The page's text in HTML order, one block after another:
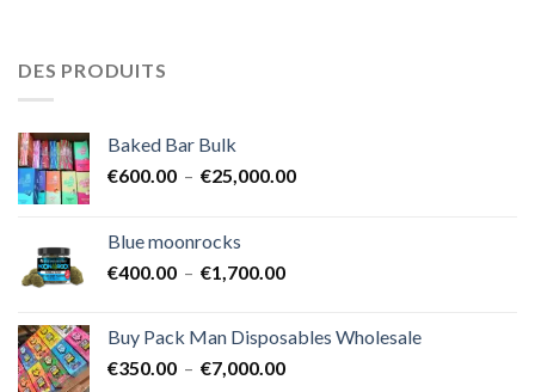
DES PRODUITS
Baked Bar Bulk
€600.00 – €25,000.00Plage
Blue moonrocks
€400.00 – €1,700.00Plage
€400.00
à
Buy Pack Man Disposables Wholesale
€350.00 – €7,000.00Plage